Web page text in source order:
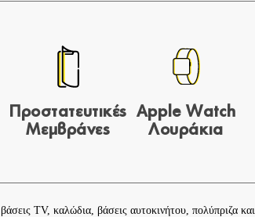
Προστατευτικές
Μεμβράνες
Apple Watch
Λουράκια
βάσεις TV, καλώδια, βάσεις αυτοκινήτου, πολύπριζακαι